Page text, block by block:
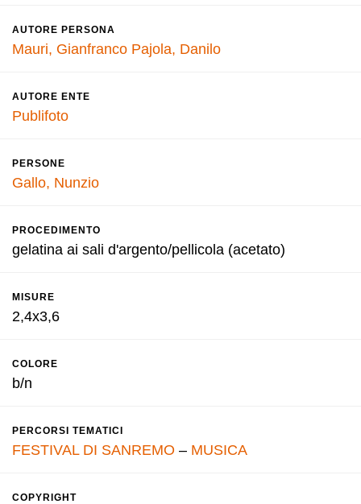
AUTORE PERSONA
Mauri, Gianfranco Pajola, Danilo
AUTORE ENTE
Publifoto
PERSONE
Gallo, Nunzio
PROCEDIMENTO
gelatina ai sali d'argento/pellicola (acetato)
MISURE
2,4x3,6
COLORE
b/n
PERCORSI TEMATICI
FESTIVAL DI SANREMO – MUSICA
COPYRIGHT